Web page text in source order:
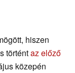
hiszen
történtaz előző
közepén